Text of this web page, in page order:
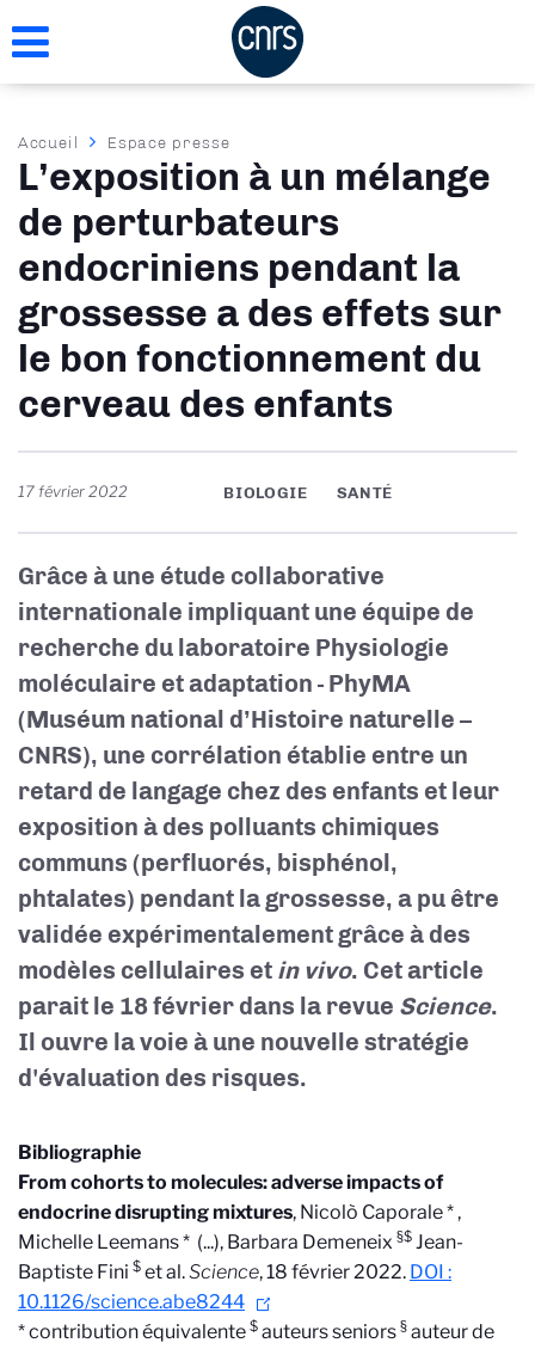
au
Fil
d'Ariane
Accueil Espace presse
L’exposition à un mélange
de perturbateurs
endocriniens pendant la
grossesse a des effets sur
le bon fonctionnement du
cerveau des enfants
17 février 2022 BIOLOGIE SANTÉ
Grâce à une étude collaborative
internationale impliquant une équipe de
recherche du laboratoire Physiologie
moléculaire et adaptation - PhyMA
(Muséum national d’Histoire naturelle –
CNRS), une corrélation établie entre un
retard de langage chez des enfants et leur
exposition à des polluants chimiques
communs (perfluorés, bisphénol,
phtalates) pendant la grossesse, a pu être
validée expérimentalement grâce à des
modèles cellulaires et in vivo. Cet article
parait le 18 février dans la revue Science.
Il ouvre la voie à une nouvelle stratégie
d'évaluation des risques.
Bibliographie
From cohorts to molecules: adverse impacts of
endocrine disrupting mixtures, Nicolò Caporale * ,
Michelle Leemans * (...), Barbara Demeneix §$ Jean-
Baptiste Fini $ et al.Science, 18 février 2022. DOI :
10.1126/science.abe8244
* contribution équivalente $ auteurs seniors § auteur de